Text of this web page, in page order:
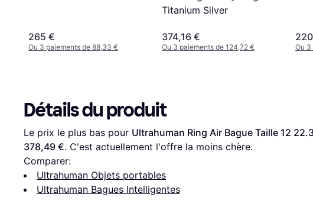
265 €
Ou 3 paiements de 88,33 €
Titanium Silver
374,16 €
Ou 3 paiements de 124,72 € Ou 3
Détails du produit
Le prix le plus bas pour Ultrahuman Ring Air Bague Taille 12
378,49 €. C'est actuellement l'offre la moins chère.
Comparer:
Ultrahuman Objets portables
Ultrahuman Bagues Intelligentes